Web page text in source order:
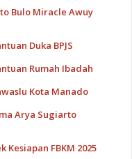
Bulo Miracle Awuy
Duka BPJS
Rumah Ibadah
Kota Manado
Arya Sugiarto
FBKM 2025